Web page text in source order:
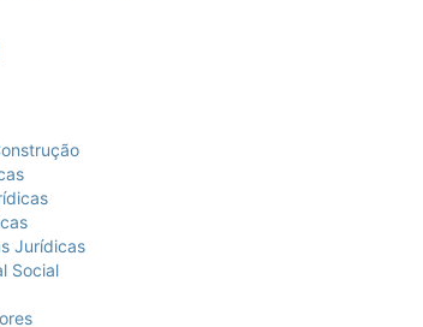
Jurídicas
Social